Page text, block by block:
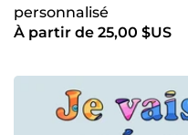
personnalisé
À partir de 25,00 $US